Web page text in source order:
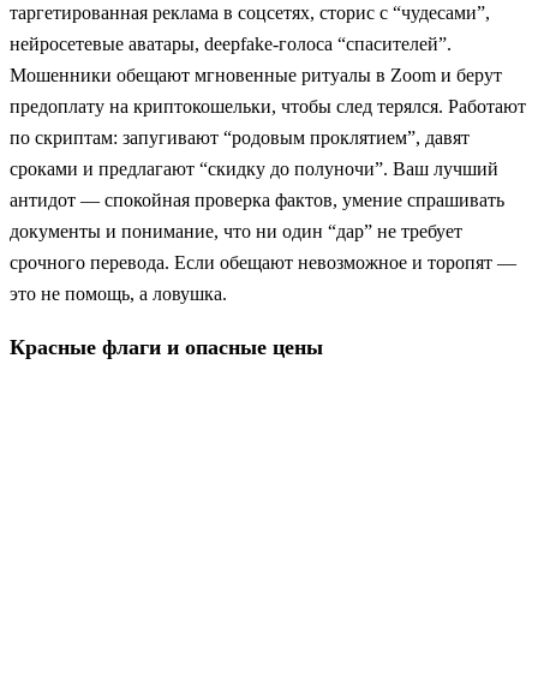
таргетированная реклама в соцсетях, сторис с “чудесами”,
нейросетевые аватары, deepfake‑голоса “спасителей”.
Мошенники обещают мгновенные ритуалы в Zoom и берут
предоплату на криптокошельки, чтобы след терялся. Работают
по скриптам: запугивают “родовым проклятием”, давят
сроками и предлагают “скидку до полуночи”. Ваш лучший
антидот — спокойная проверка фактов, умение спрашивать
документы и понимание, что ни один “дар” не требует
срочного перевода. Если обещают невозможное и торопят —
это не помощь, а ловушка.
Красные флаги и опасные цены